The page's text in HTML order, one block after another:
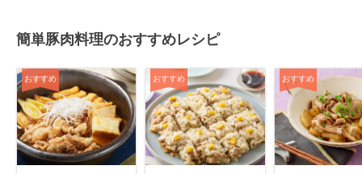
簡単豚肉料理のおすすめレシピ
おすすめ おすすめ おすすめ